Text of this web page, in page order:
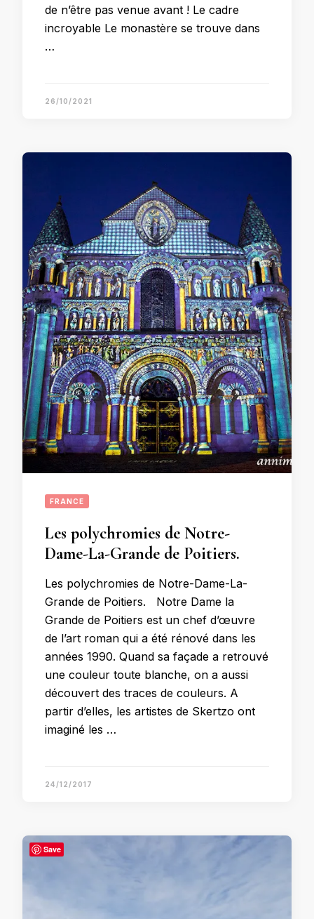
de n’être pas venue avant ! Le cadre
incroyable Le monastère se trouve dans
…
26/10/2021
FRANCE
Les polychromies de Notre-
Dame-La-Grande de Poitiers.
Les polychromies de Notre-Dame-La-
Grande de Poitiers. Notre Dame la
Grande de Poitiers est un chef d’œuvre
de l’art roman qui a été rénové dans les
années 1990. Quand sa façade a retrouvé
une couleur toute blanche, on a aussi
découvert des traces de couleurs. A
partir d’elles, les artistes de Skertzo ont
imaginé les …
24/12/2017
Save